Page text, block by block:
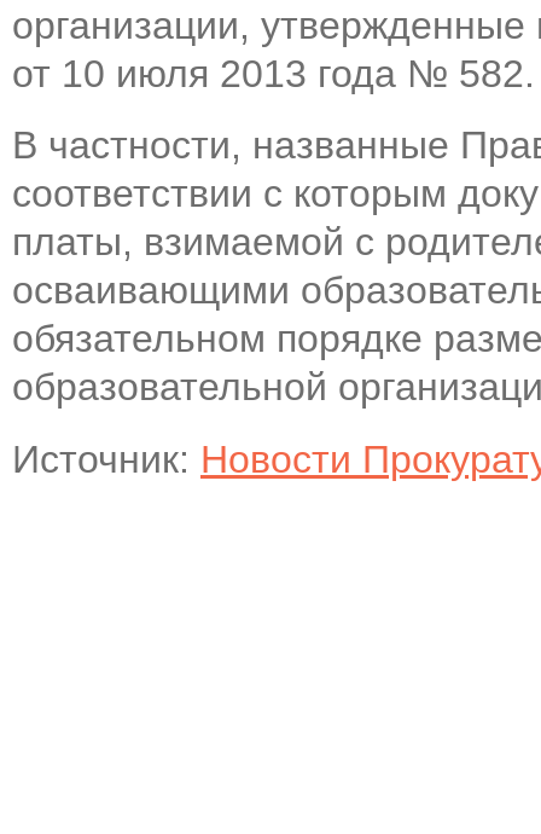
организации,
от 10 июля 2013 года № 582.
В частности, названные
соответствии с которым
платы, взимаемой с
осваивающими
обязательном порядке
образовательной
Источник: Новости